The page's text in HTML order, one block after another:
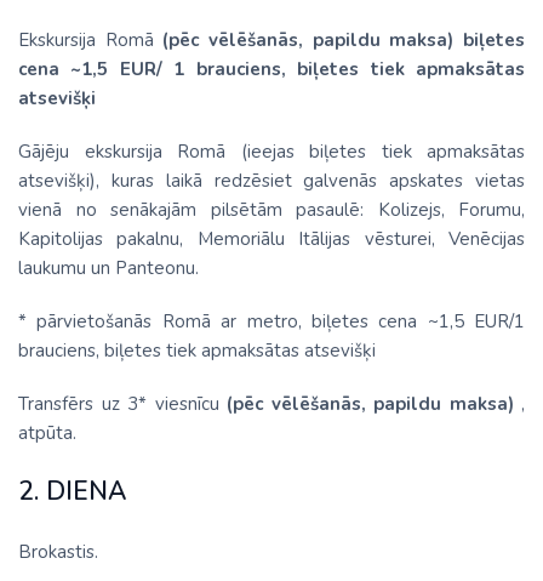
Ekskursija Romā (pēc vēlēšanās, papildu maksa) biļetes
cena ~1,5 EUR/ 1 brauciens, biļetes tiek apmaksātas
atsevišķi
Gājēju ekskursija Romā (ieejas biļetes tiek apmaksātas
atsevišķi), kuras laikā redzēsiet galvenās apskates vietas
vienā no senākajām pilsētām pasaulē: Kolizejs, Forumu,
Kapitolijas pakalnu, Memoriālu Itālijas vēsturei, Venēcijas
laukumu un Panteonu.
* pārvietošanās Romā ar metro, biļetes cena ~1,5 EUR/1
brauciens, biļetes tiek apmaksātas atsevišķi
Transfērs uz 3* viesnīcu (pēc vēlēšanās, papildu maksa) ,
atpūta.
2. DIENA
Brokastis.